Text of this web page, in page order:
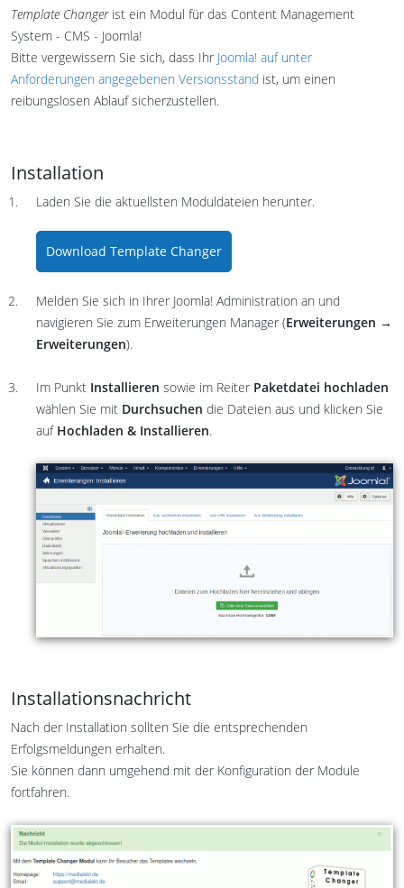
Template Changerist ein Modul für das Content Management
System - CMS - Joomla!
Bitte vergewissern Sie sich, dass Ihr Joomla! auf unter
Anforderungen angegebenen Versionsstand ist, um einen
reibungslosen Ablauf sicherzustellen.
Installation
Laden Sie die aktuellsten Moduldateien herunter.
Download Template Changer
Melden Sie sich in Ihrer Joomla! Administration an und
navigieren Sie zum Erweiterungen Manager (Erweiterungen →
Erweiterungen).
Im Punkt Installieren sowie im Reiter Paketdatei hochladen
wählen Sie mit Durchsuchen die Dateien aus und klicken Sie
auf Hochladen & Installieren.
Installationsnachricht
Nach der Installation sollten Sie die entsprechenden
Erfolgsmeldungen erhalten.
Sie können dann umgehend mit der Konfiguration der Module
fortfahren.